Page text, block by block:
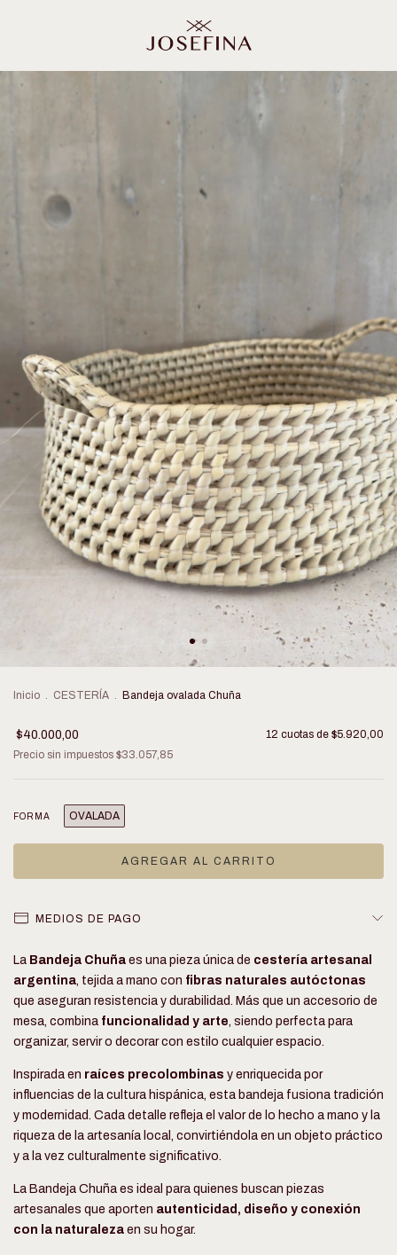
Inicio . CESTERÍA . Bandeja ovalada Chuña
$40.000,00 12 cuotas de $5.920,00
Precio sin impuestos $33.057,85
FORMA OVALADA
MEDIOS DE PAGO
La Bandeja Chuña es una pieza única de cestería artesanal
argentina, tejida a mano con fibras naturales autóctonas
que aseguran resistencia y durabilidad. Más que un accesorio de
mesa, combina funcionalidad y arte, siendo perfecta para
organizar, servir o decorar con estilo cualquier espacio.
Inspirada en raíces precolombinas y enriquecida por
influencias de la cultura hispánica, esta bandeja fusiona tradición
y modernidad. Cada detalle refleja el valor de lo hecho a mano y la
riqueza de la artesanía local, convirtiéndola en un objeto práctico
y a la vez culturalmente significativo.
La Bandeja Chuña es ideal para quienes buscan piezas
artesanales que aporten autenticidad, diseño y conexión
con la naturaleza en su hogar.